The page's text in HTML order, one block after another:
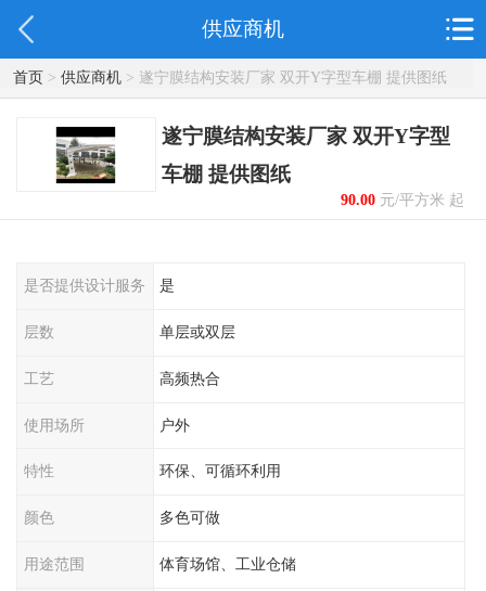
供应商机
首页> 供应商机> 遂宁膜结构安装厂家 双开Y字型车棚 提供图纸
遂宁膜结构安装厂家 双开Y字型
车棚 提供图纸
90.00元/平方米 起
是否提供设计服务 是
层数 单层或双层
工艺 高频热合
使用场所 户外
特性 环保、可循环利用
颜色 多色可做
用途范围 体育场馆、工业仓储